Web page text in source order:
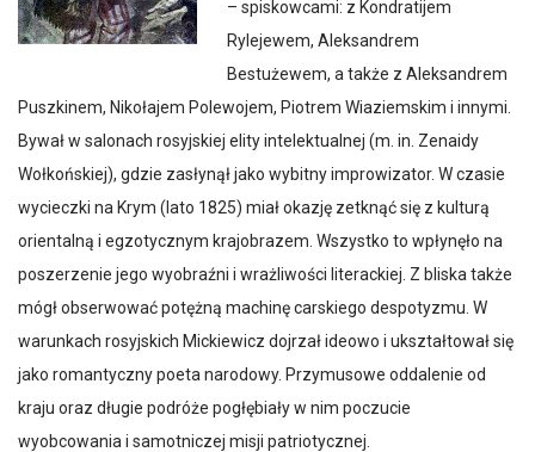
– spiskowcami: z Kondratijem
Rylejewem, Aleksandrem
Bestużewem, a także z Aleksandrem
Puszkinem, Nikołajem Polewojem, Piotrem Wiaziemskim i innymi.
Bywał w salonach rosyjskiej elity intelektualnej (m. in. Zenaidy
Wołkońskiej), gdzie zasłynął jako wybitny improwizator. W czasie
wycieczki na Krym (lato 1825) miał okazję zetknąć się z kulturą
orientalną i egzotycznym krajobrazem. Wszystko to wpłynęło na
poszerzenie jego wyobraźni i wrażliwości literackiej. Z bliska także
mógł obserwować potężną machinę carskiego despotyzmu. W
warunkach rosyjskich Mickiewicz dojrzał ideowo i ukształtował się
jako romantyczny poeta narodowy. Przymusowe oddalenie od
kraju oraz długie podróże pogłębiały w nim poczucie
wyobcowania i samotniczej misji patriotycznej.